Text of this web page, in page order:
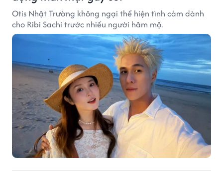
Otis Nhật Trường không ngại thể hiện tình cảm dành
cho Ribi Sachi trước nhiều người hâm mộ.